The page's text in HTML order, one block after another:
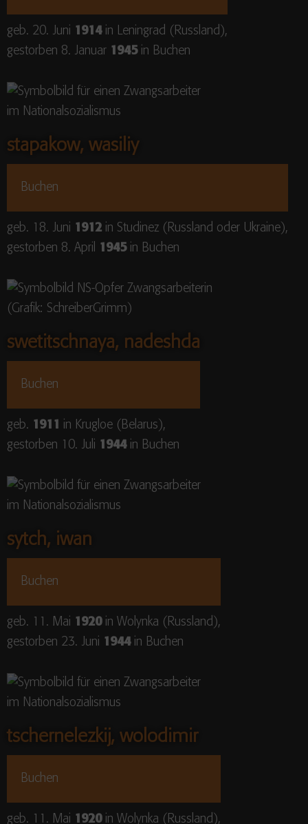
geb. 20. Juni 1914in Leningrad (Russland),
gestorben 8. Januar 1945in Buchen
stapakow, wasiliy
Buchen
geb. 18. Juni 1912 in Studinez (Russland oder Ukraine),
gestorben 8. April 1945in Buchen
swetitschnaya, nadeshda
Buchen
geb. 1911 in Krugloe (Belarus),
gestorben 10. Juli 1944in Buchen
sytch, iwan
Buchen
geb. 11. Mai 1920in Wolynka (Russland),
gestorben 23. Juni 1944in Buchen
tschernelezkij, wolodimir
Buchen
geb. 11. Mai 1920in Wolynka (Russland),